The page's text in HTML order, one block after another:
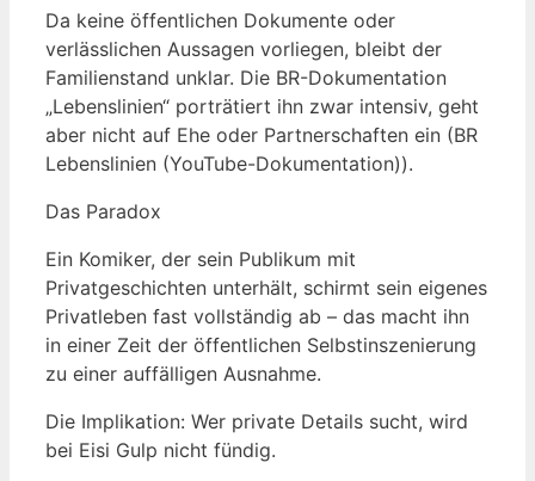
Da keine öffentlichen Dokumente oder
verlässlichen Aussagen vorliegen, bleibt der
Familienstand unklar. Die BR-Dokumentation
„Lebenslinien“ porträtiert ihn zwar intensiv, geht
aber nicht auf Ehe oder Partnerschaften ein (BR
Lebenslinien (YouTube-Dokumentation)).
Das Paradox
Ein Komiker, der sein Publikum mit
Privatgeschichten unterhält, schirmt sein eigenes
Privatleben fast vollständig ab – das macht ihn
in einer Zeit der öffentlichen Selbstinszenierung
zu einer auffälligen Ausnahme.
Die Implikation: Wer private Details sucht, wird
bei Eisi Gulp nicht fündig.